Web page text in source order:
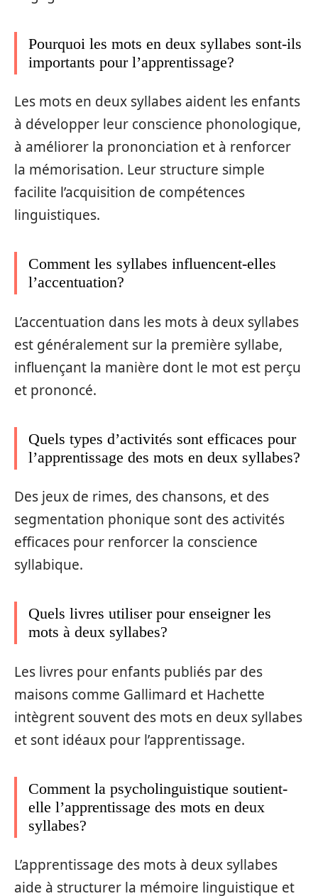
Pourquoi les mots en deux syllabes sont-ils
importants pour l’apprentissage?
Les mots en deux syllabes aident les enfants
à développer leur conscience phonologique,
à améliorer la prononciation et à renforcer
la mémorisation. Leur structure simple
facilite l’acquisition de compétences
linguistiques.
Comment les syllabes influencent-elles
l’accentuation?
L’accentuation dans les mots à deux syllabes
est généralement sur la première syllabe,
influençant la manière dont le mot est perçu
et prononcé.
Quels types d’activités sont efficaces pour
l’apprentissage des mots en deux syllabes?
Des jeux de rimes, des chansons, et des
segmentation phonique sont des activités
efficaces pour renforcer la conscience
syllabique.
Quels livres utiliser pour enseigner les
mots à deux syllabes?
Les livres pour enfants publiés par des
maisons comme Gallimard et Hachette
intègrent souvent des mots en deux syllabes
et sont idéaux pour l’apprentissage.
Comment la psycholinguistique soutient-
elle l’apprentissage des mots en deux
syllabes?
L’apprentissage des mots à deux syllabes
aide à structurer la mémoire linguistique et